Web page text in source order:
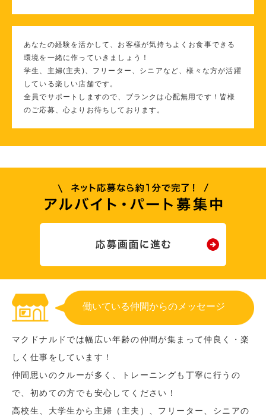
あなたの経験を活かして、お客様が気持ちよくお食事できる
環境を一緒に作っていきましょう！
学生、主婦(主夫)、フリーター、シニアなど、様々な方が活躍
している楽しい店舗です。
全員でサポートしますので、ブランクは心配無用です！皆様
のご応募、心よりお待ちしております。
働いている仲間からのメッセージ
マクドナルドでは幅広い年齢の仲間が集まって仲良く・楽
しく仕事をしています！
仲間思いのクルーが多く、トレーニングも丁寧に行うの
で、初めての方でも安心してください！
高校生、大学生から主婦（主夫）、フリーター、シニアの